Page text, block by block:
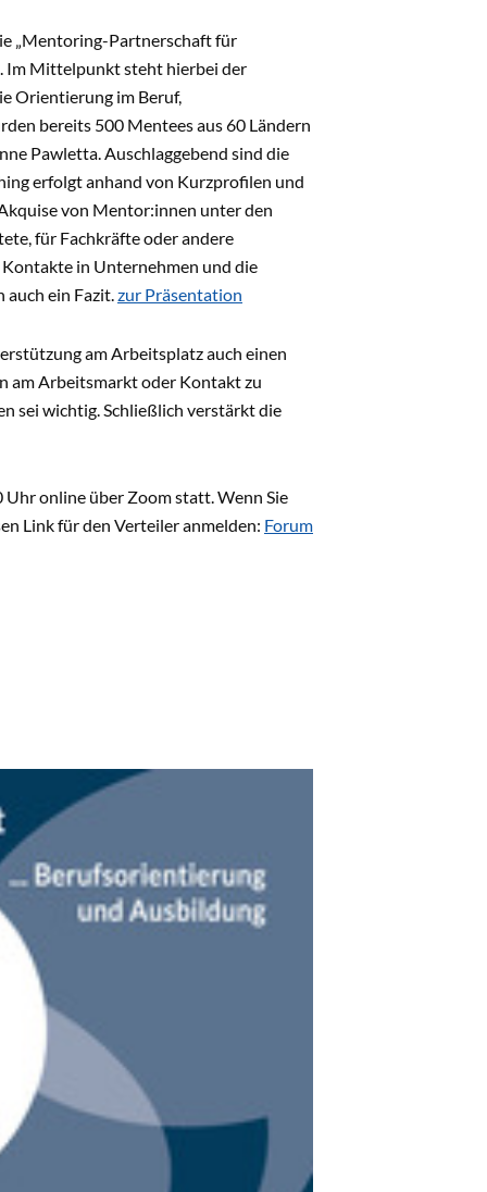
„Mentoring-Partnerschaft für
Im Mittelpunkt steht hierbei der
Orientierung im Beruf,
bereits 500 Mentees aus 60 Ländern
Pawletta. Auschlaggebend sind die
erfolgt anhand von Kurzprofilen und
von Mentor:innen unter den
für Fachkräfte oder andere
in Unternehmen und die
auch ein Fazit.zur Präsentation
am Arbeitsplatz auch einen
am Arbeitsmarkt oder Kontakt zu
sei wichtig. Schließlich verstärkt die
online über Zoom statt. Wenn Sie
Link für den Verteiler anmelden: Forum